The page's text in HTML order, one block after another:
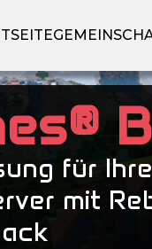
für Ihre
mit